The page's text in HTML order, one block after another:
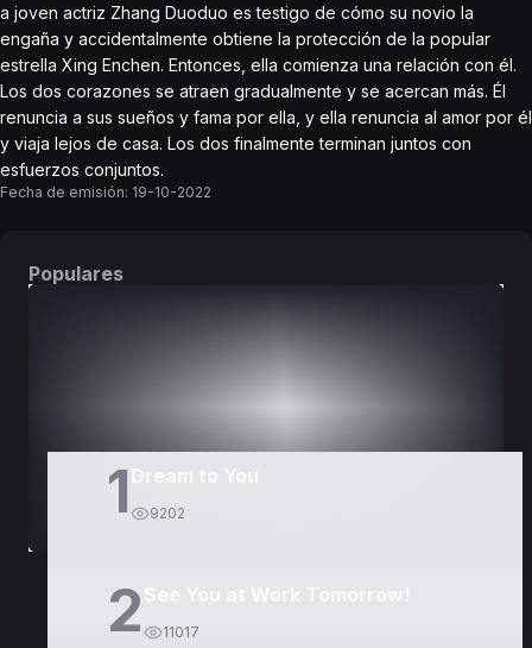
a joven actriz Zhang Duoduo es testigo de cómo su novio la
engaña y accidentalmente obtiene la protección de la popular
estrella Xing Enchen. Entonces, ella comienza una relación con él.
Los dos corazones se atraen gradualmente y se acercan más. Él
renuncia a sus sueños y fama por ella, y ella renuncia al amor por él
y viaja lejos de casa. Los dos finalmente terminan juntos con
esfuerzos conjuntos.
Fecha de emisión: 19-10-2022
Populares
1 9202
2 11017